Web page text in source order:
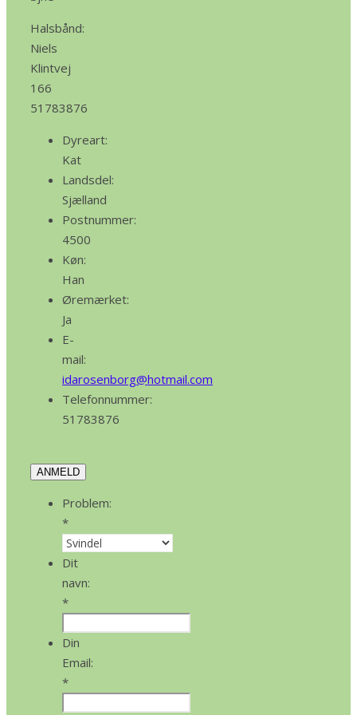
Halsbånd:
Niels
Klintvej
166
51783876
Dyreart:
Kat
Landsdel:
Sjælland
Postnummer:
4500
Køn:
Han
Øremærket:
Ja
E-
mail:
idarosenborg@hotmail.com
Telefonnummer:
51783876
ANMELD
Problem:
*
Dit
navn:
*
Din
Email:
*